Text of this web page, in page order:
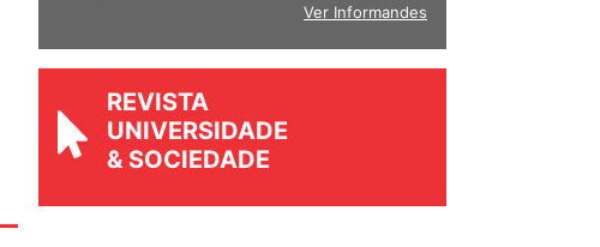
Ver Informandes
REVISTA
UNIVERSIDADE
& SOCIEDADE